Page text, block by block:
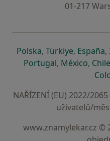
01-217
Polskase otevře v nové
, Türkiyese otevře
, España,
Portugalse otevře v
, Méxicose
, Chile
NAŘÍZENÍ (EU) 2022/
uživatelů/
www.znamylekar.cz ©